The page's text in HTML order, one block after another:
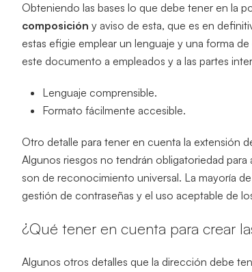
Obteniendo las bases lo que debe tener en la
composición y aviso de esta, que es en
estas efigie emplear un lenguaje y una forma
este documento a empleados y a las partes
Lenguaje comprensible.
Formato fácilmente accesible.
Otro detalle para tener en cuenta la extensión
Algunos riesgos no tendrán obligatoriedad
son de reconocimiento universal. La mayoría
gestión de contraseñas y el uso aceptable de
¿Qué tener en cuenta para crear
Algunos otros detalles que la dirección debe